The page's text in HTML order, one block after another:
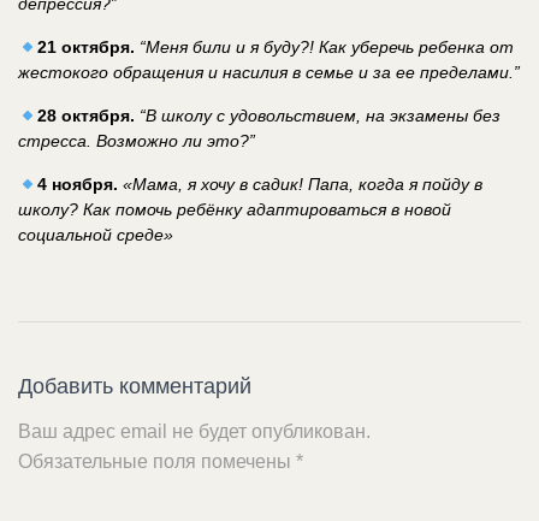
депрессия?”
21 октября. “Меня били и я буду?! Как уберечь ребенка от
жестокого обращения и насилия в семье и за ее пределами.”
28 октября. “В школу с удовольствием, на экзамены без
стресса. Возможно ли это?”
4 ноября. «Мама, я хочу в садик! Папа, когда я пойду в
школу? Как помочь ребёнку адаптироваться в новой
социальной среде»
Добавить комментарий
Ваш адрес email не будет опубликован.
Обязательные поля помечены *